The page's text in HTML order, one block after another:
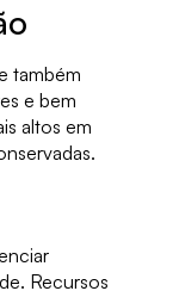
também
e bem
altos em
Recursos